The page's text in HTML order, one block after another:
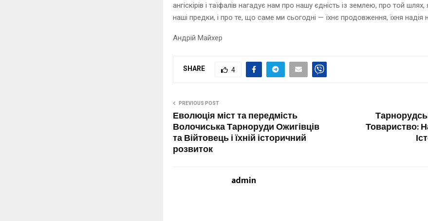
ангіскірів і таїфалів нагадує нам про нашу єдність із землею, про той
наші предки, і про те, що саме ми сьогодні — їхнє продовження, їхня надія
Андрій Майхер
SHARE 4
PREVIOUS POST
Еволюція міст та передмість
Волочиська Тарноруди Ожигівців
та Війтовець і їхній історичний
розвиток
Товариство:
admin